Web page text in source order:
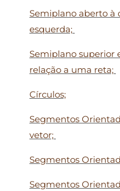
Semiplano aberto à
esquerda;
Semiplano superior
relação a uma reta;
Círculos;
Segmentos
vetor;
Segmentos
Segmentos